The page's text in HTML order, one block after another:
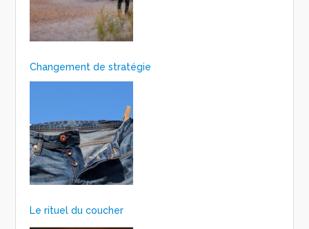
Changement de stratégie
Le rituel du coucher